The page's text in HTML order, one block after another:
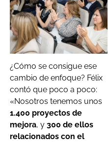
¿Cómo se consigue ese
cambio de enfoque? Félix
contó que poco a poco:
«Nosotros tenemos unos
1.400 proyectos de
mejora, y 300 de ellos
relacionados con el